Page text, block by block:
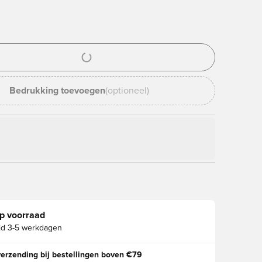
om in te loggen of je aan te melden als lid
Bedrukking toevoegen(optioneel)
voorraad
3-5 werkdagen
bij bestellingen boven €79